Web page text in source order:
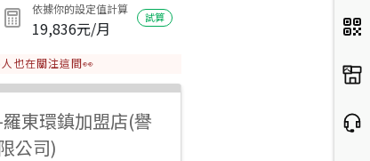
依據你的設定值計算
19,836元/月
試算
人也在關注這間👀
羅東環鎮加盟店(譽
公司)